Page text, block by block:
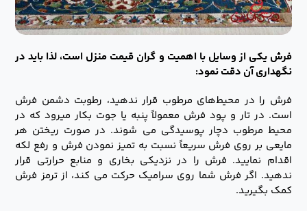
فرش یکی از وسایل با اهمیت و گران قیمت منزل است، لذا باید در
نگهداری آن دقت نمود:
فرش را در محیط‌های مرطوب قرار ندهید، رطوبت دشمن فرش
است. در تار و پود فرش معمولاً پنبه یا جوت بکار میرود که در
محیط مرطوب دچار پوسیدگی می شوند. در صورت ریختن هر
مایعی بر روی فرش سریعاً نسبت به تمیز نمودن فرش و رفع لکه
اقدام نمایید. فرش را در نزدیکی بخاری و منابع حرارتی قرار
ندهید. اگر فرش شما روی سرامیک حرکت می کند، از ترمز فرش
کمک بگیرید.